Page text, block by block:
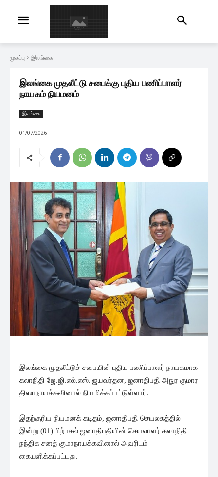
முகப்பு இலங்கை
இலங்கை முதலீட்டு சபைக்கு புதிய பணிப்பாளர்
நாயகம் நியமனம்
இலங்கை
01/07/2026
இலங்கை முதலீட்டுச் சபையின் புதிய பணிப்பாளர் நாயகமாக
கலாநிதி ஜே.ஜி.எல்.எஸ். ஜயவர்தன, ஜனாதிபதி அநுர குமார
திஸாநாயக்கவினால் நியமிக்கப்பட்டுள்ளார்.
இதற்குரிய நியமனக் கடிதம், ஜனாதிபதி செயலகத்தில்
இன்று (01) பிற்பகல் ஜனாதிபதியின் செயலாளர் கலாநிதி
நந்திக சனத் குமாநாயக்கவினால் அவரிடம்
கையளிக்கப்பட்டது.